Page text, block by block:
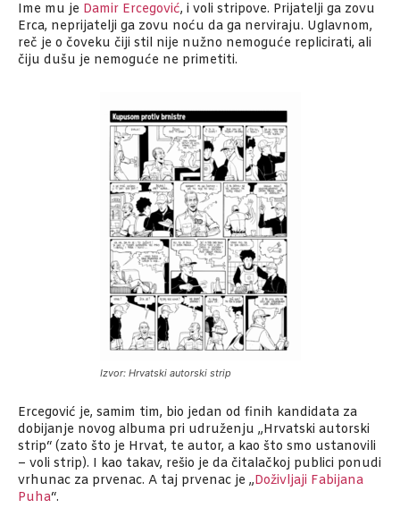
Ime mu je Damir Ercegović, i voli stripove. Prijatelji ga zovu
Erca, neprijatelji ga zovu noću da ga nerviraju. Uglavnom,
reč je o čoveku čiji stil nije nužno nemoguće replicirati, ali
čiju dušu je nemoguće ne primetiti.
Izvor: Hrvatski autorski strip
Ercegović je, samim tim, bio jedan od finih kandidata za
dobijanje novog albuma pri udruženju „Hrvatski autorski
strip“ (zato što je Hrvat, te autor, a kao što smo ustanovili
– voli strip). I kao takav, rešio je da čitalačkoj publici ponudi
vrhunac za prvenac. A taj prvenac je „Doživljaji Fabijana
Puha“.